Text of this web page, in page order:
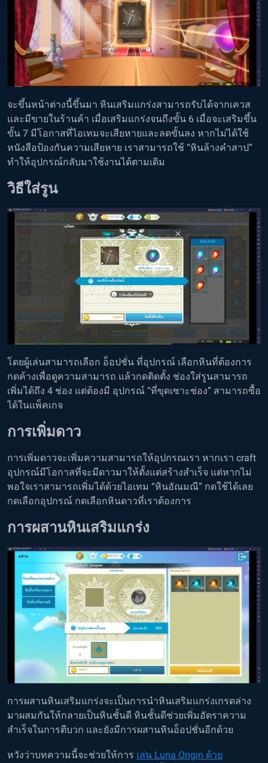
จะขึ้นหน้าต่างนี้ขึ้นมา หินเสริมแกร่งสามารถรับได้จากเควส
และมีขายในร้านค้า เมื่อเสริมแกร่งจนถึงขั้น 6 เมื่อจะเสริมขึ้น
ขั้น 7 มีโอกาสที่ไอเทมจะเสียหายและลดขั้นลง หากไม่ได้ใช้
หนังสือป้องกันความเสียหาย เราสามารถใช้ “หินล้างคำสาป”
ทำให้อุปกรณ์กลับมาใช้งานได้ตามเดิม
วิธีใส่รูน
โดยผู้เล่นสามารถเลือก อ็อปชั่น ที่อุปกรณ์ เลือกหินที่ต้องการ
กดค้างเพื่อดูความสามารถ แล้วกดติดตั้ง ช่องใส่รูนสามารถ
เพิ่มได้ถึง 4 ช่อง แต่ต้องมี อุปกรณ์ “ที่ขุดเซาะช่อง” สามารถซื้อ
ได้ในแพ็คเกจ
การเพิ่มดาว
การเพิ่มดาวจะเพิ่มความสามารถให้อุปกรณเรา หากเรา craft
อุปกรณ์มีโอกาสที่จะมีดาวมาให้ตั้งแต่สร้างสำเร็จ แต่หากไม่
พอใจเราสามารถเพิ่มได้ด้วยไอเทม “หินอัณมณี” กดใช้ได้เลย
กดเลือกอุปกรณ์ กดเลือกหินดาวที่เราต้องการ
การผสานหินเสริมแกร่ง
การผสานหินเสริมแกร่งจะเป็นการนำหินเสริมแกร่งเกรดล่าง
มาผสมกันให้กลายเป็นหินชั้นดี หินชั้นดีช่วยเพิ่มอัตราความ
สำเร็จในการตีบวก และยังมีการผสานหินอ็อปชั่นอีกด้วย
หวังว่าบทความนี้จะช่วยให้การ เล่น Luna Origin ด้วย